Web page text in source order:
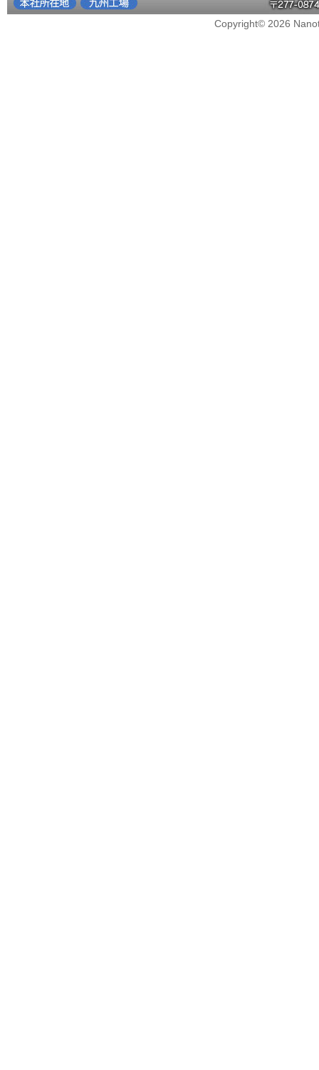
Copyright© 2026